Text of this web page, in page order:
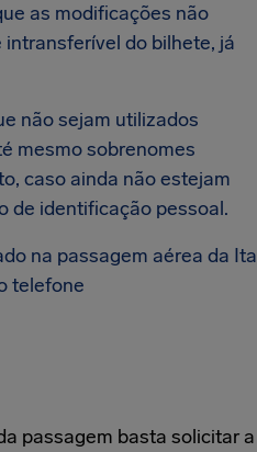
as modificações não
do bilhete, já
não sejam utilizados
mesmo sobrenomes
caso ainda não estejam
de identificação pessoal.
na passagem aérea da Ita
telefone
passagem basta solicitar a